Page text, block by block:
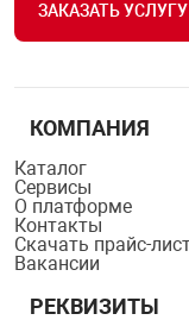
ЗАКАЗАТЬ УСЛУГУ
КОМПАНИЯ
Каталог
Сервисы
О платформе
Контакты
Скачать прайс-
Вакансии
РЕКВИЗИТЫ